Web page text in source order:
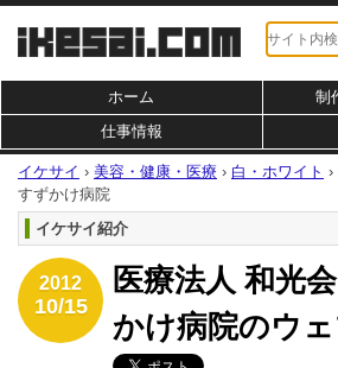
ホーム
制
仕事情報
イケサイ › 美容・健康・医療 › 白・ホワイト ›
すずかけ病院
イケサイ紹介
2012
10/15
医療法人 和光
かけ病院のウ